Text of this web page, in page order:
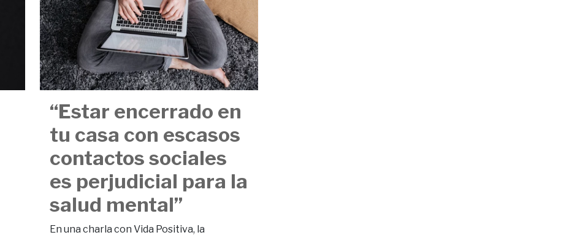
“Estar encerrado en
tu casa con escasos
contactos sociales
es perjudicial para la
salud mental”
En una charla con Vida Positiva, la